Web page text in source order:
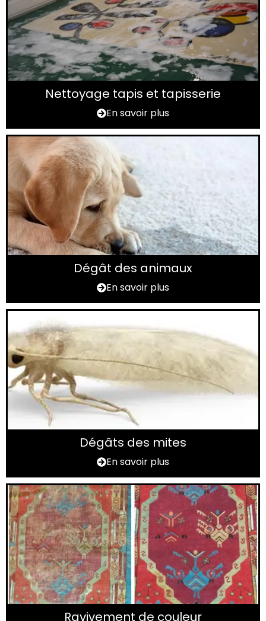
Nettoyage tapis et tapisserie
En savoir plus
Dégât des animaux
En savoir plus
Dégâts des mites
En savoir plus
Ravivement de couleur